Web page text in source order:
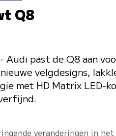
Q8
- Audi past de Q8 aan
velgdesigns,
met HD Matrix LED-
veranderingen in